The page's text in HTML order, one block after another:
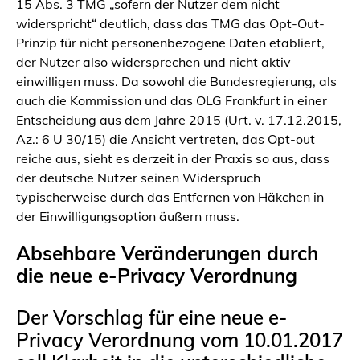
15 Abs. 3 TMG „sofern der Nutzer dem nicht
widerspricht“ deutlich, dass das TMG das Opt-Out-
Prinzip für nicht personenbezogene Daten etabliert,
der Nutzer also widersprechen und nicht aktiv
einwilligen muss. Da sowohl die Bundesregierung, als
auch die Kommission und das OLG Frankfurt in einer
Entscheidung aus dem Jahre 2015 (Urt. v. 17.12.2015,
Az.: 6 U 30/15) die Ansicht vertreten, das Opt-out
reiche aus, sieht es derzeit in der Praxis so aus, dass
der deutsche Nutzer seinen Widerspruch
typischerweise durch das Entfernen von Häkchen in
der Einwilligungsoption äußern muss.
Absehbare Veränderungen durch
die neue e-Privacy Verordnung
Der Vorschlag für eine neue e-
Privacy Verordnung vom 10.01.2017